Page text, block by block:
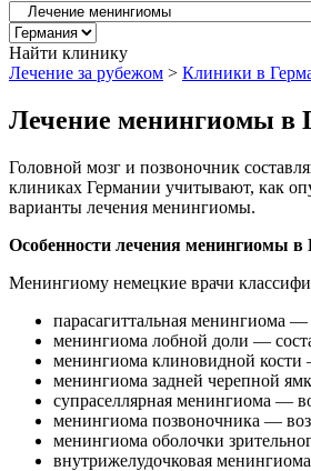
Найти клинику
Лечение за рубежом > Клиники в
Лечение менингиомы в
Головной мозг и позвоночник
клиниках Германии учитывают, как
варианты лечения менингиомы.
Особенности лечения менингиомы в
Менингиому немецкие врачи
парасагиттальная менингиома
менингиома лобной доли —
менингиома клиновидной кости
менингиома задней черепной
супраселлярная менингиома —
менингиома позвоночника —
менингиома оболочки
внутрижелудочковая